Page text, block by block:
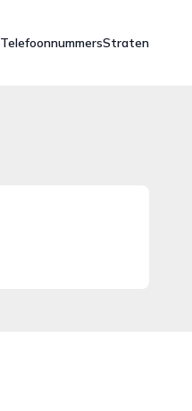
TelefoonnummersStraten